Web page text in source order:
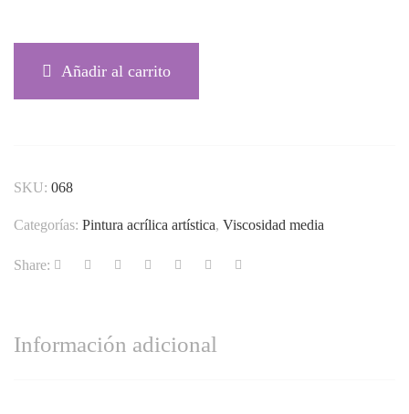
Añadir al carrito
SKU: 068
Categorías: Pintura acrílica artística, Viscosidad media
Share:
Información adicional